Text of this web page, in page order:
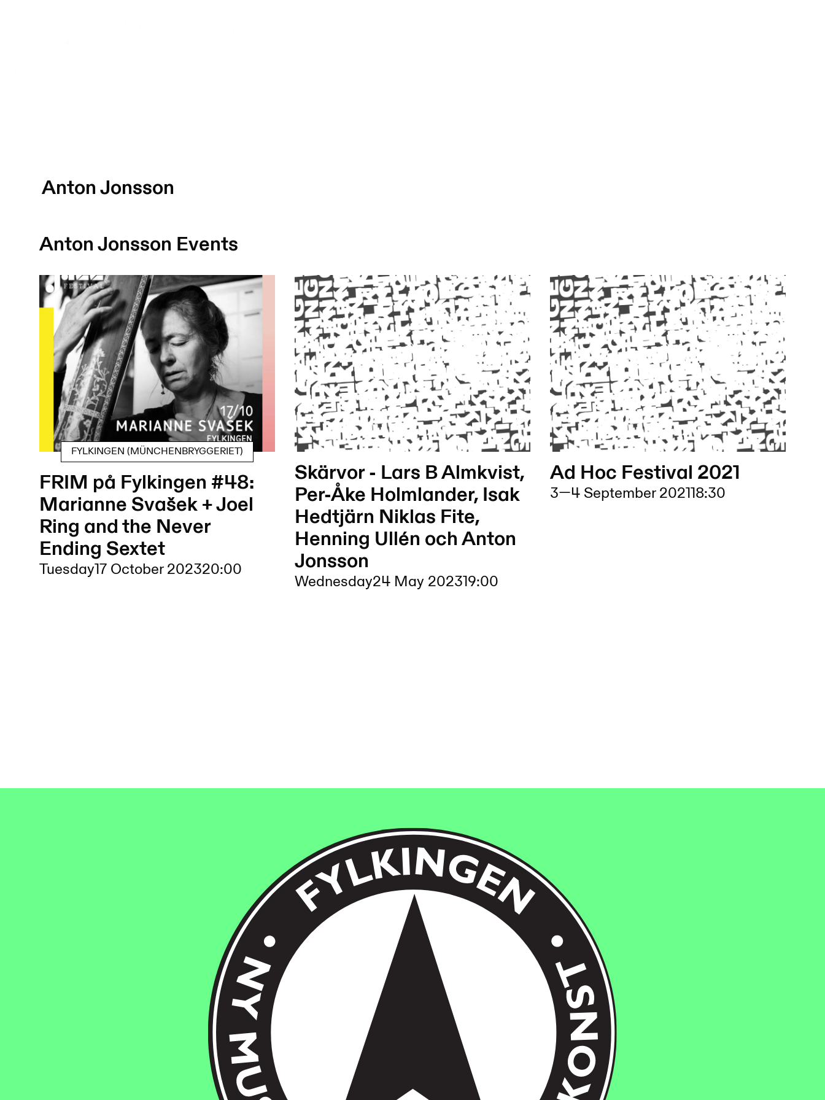
Anton Jonsson
Anton Jonsson Events
FYLKINGEN (MÜNCHENBRYGGERIET)
FRIM på Fylkingen #48:
Marianne Svašek + Joel
Ring and the Never
Ending Sextet
Tuesday17 October 202320:00
Skärvor - Lars B Almkvist,
Per-Åke Holmlander, Isak
Hedtjärn Niklas Fite,
Henning Ullén och Anton
Jonsson
Wednesday24 May 202319:00
Ad Hoc Festival 2021
3—4 September 202118:30